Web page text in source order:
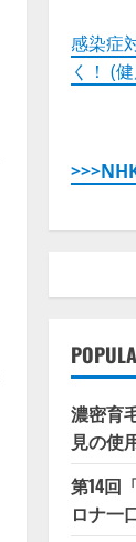
感染症
く！ (
濃密育
見の使
第14回
ロナ一